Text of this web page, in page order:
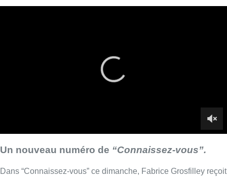
Berode, des Dalton Telegram, qui sort en solo l’album
Jean Dufaux, scénariste BD, pour “La Callas et Pasolini,